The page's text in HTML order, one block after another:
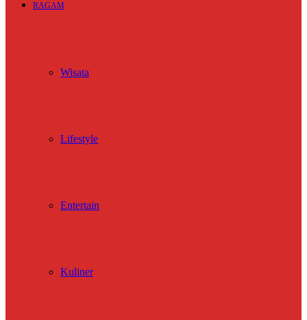
RAGAM
Wisata
Lifestyle
Entertain
Kuliner